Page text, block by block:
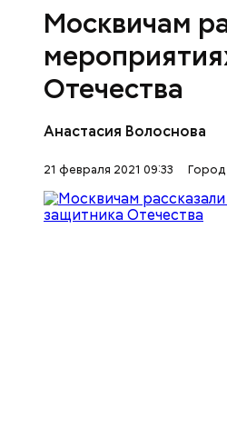
Москвичам
Отечества
Анастасия Волоснова
21 февраля 2021 09:33 Город
Дистанционная